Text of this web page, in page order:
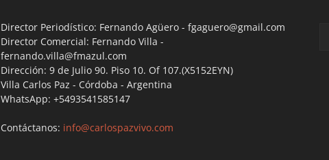
Director Periodístico: Fernando Agüero - fgaguero@gmail.com
Director Comercial: Fernando Villa -
fernando.villa@fmazul.com
Dirección: 9 de Julio 90. Piso 10. Of 107.(X5152EYN)
Villa Carlos Paz - Córdoba - Argentina
WhatsApp: +5493541585147
Contáctanos: info@carlospazvivo.com